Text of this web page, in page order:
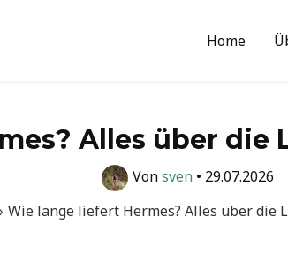
Home
Alles über die
Vonsven • 29.07.2026
Wie lange liefert Hermes? Alles über die